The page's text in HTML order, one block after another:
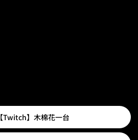
【Twitch】木棉花一台